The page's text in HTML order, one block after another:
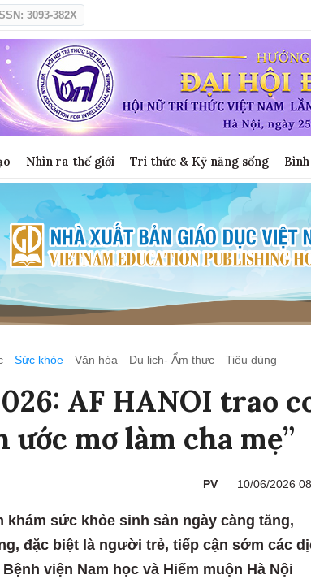
3093-382X
Nhìn ra thế giới Tri thức & Kỹ năng sống
Sức khỏe Văn hóa Du lịch- Ẩm thực Tiêu dùng
AF HANOI trao
ước mơ làm cha mẹ”
PV 10/06/2026
khám sức khỏe sinh sản ngày càng tăng,
đặc biệt là người trẻ, tiếp cận sớm các
viện Nam học và Hiếm muộn Hà Nội